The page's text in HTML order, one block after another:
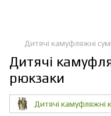
Дитячі камуфляжні
Дитячі
рюкзаки
Дитячі камуфляжні